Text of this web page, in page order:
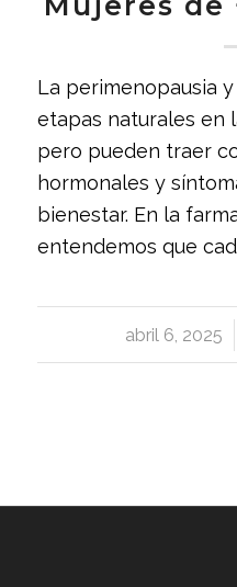
La perimenopausia
etapas naturales en
pero pueden traer
hormonales y
bienestar. En la
entendemos que
abril 6, 2025
/